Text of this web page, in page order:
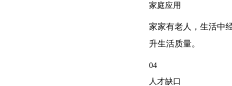
家庭应用
家家有老人，生活中
升生活质量。
04
人才缺口